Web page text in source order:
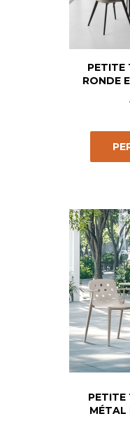
PETITE
RONDE
PETITE
MÉTAL